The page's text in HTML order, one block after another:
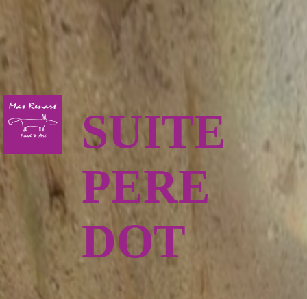
SUITE
PERE
DOT